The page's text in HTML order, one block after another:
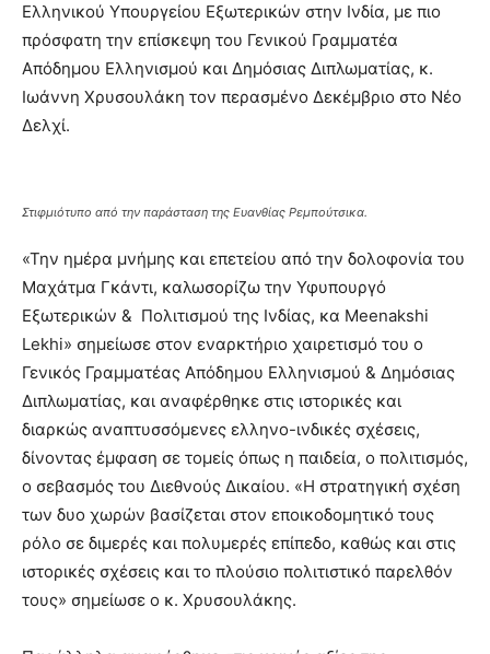
Ελληνικού Υπουργείου Εξωτερικών στην Ινδία, με πιο
πρόσφατη την επίσκεψη του Γενικού Γραμματέα
Απόδημου Ελληνισμού και Δημόσιας Διπλωματίας, κ.
Ιωάννη Χρυσουλάκη τον περασμένο Δεκέμβριο στο Νέο
Δελχί.
Στιφμιότυπο από την παράσταση της Ευανθίας Ρεμπούτσικα.
«Την ημέρα μνήμης και επετείου από την δολοφονία του
Μαχάτμα Γκάντι, καλωσορίζω την Υφυπουργό
Εξωτερικών & Πολιτισμού της Ινδίας, κα Meenakshi
Lekhi» σημείωσε στον εναρκτήριο χαιρετισμό του ο
Γενικός Γραμματέας Απόδημου Ελληνισμού & Δημόσιας
Διπλωματίας, και αναφέρθηκε στις ιστορικές και
διαρκώς αναπτυσσόμενες ελληνο-ινδικές σχέσεις,
δίνοντας έμφαση σε τομείς όπως η παιδεία, ο πολιτισμός,
ο σεβασμός του Διεθνούς Δικαίου. «Η στρατηγική σχέση
των δυο χωρών βασίζεται στον εποικοδομητικό τους
ρόλο σε διμερές και πολυμερές επίπεδο, καθώς και στις
ιστορικές σχέσεις και το πλούσιο πολιτιστικό παρελθόν
τους» σημείωσε ο κ. Χρυσουλάκης.